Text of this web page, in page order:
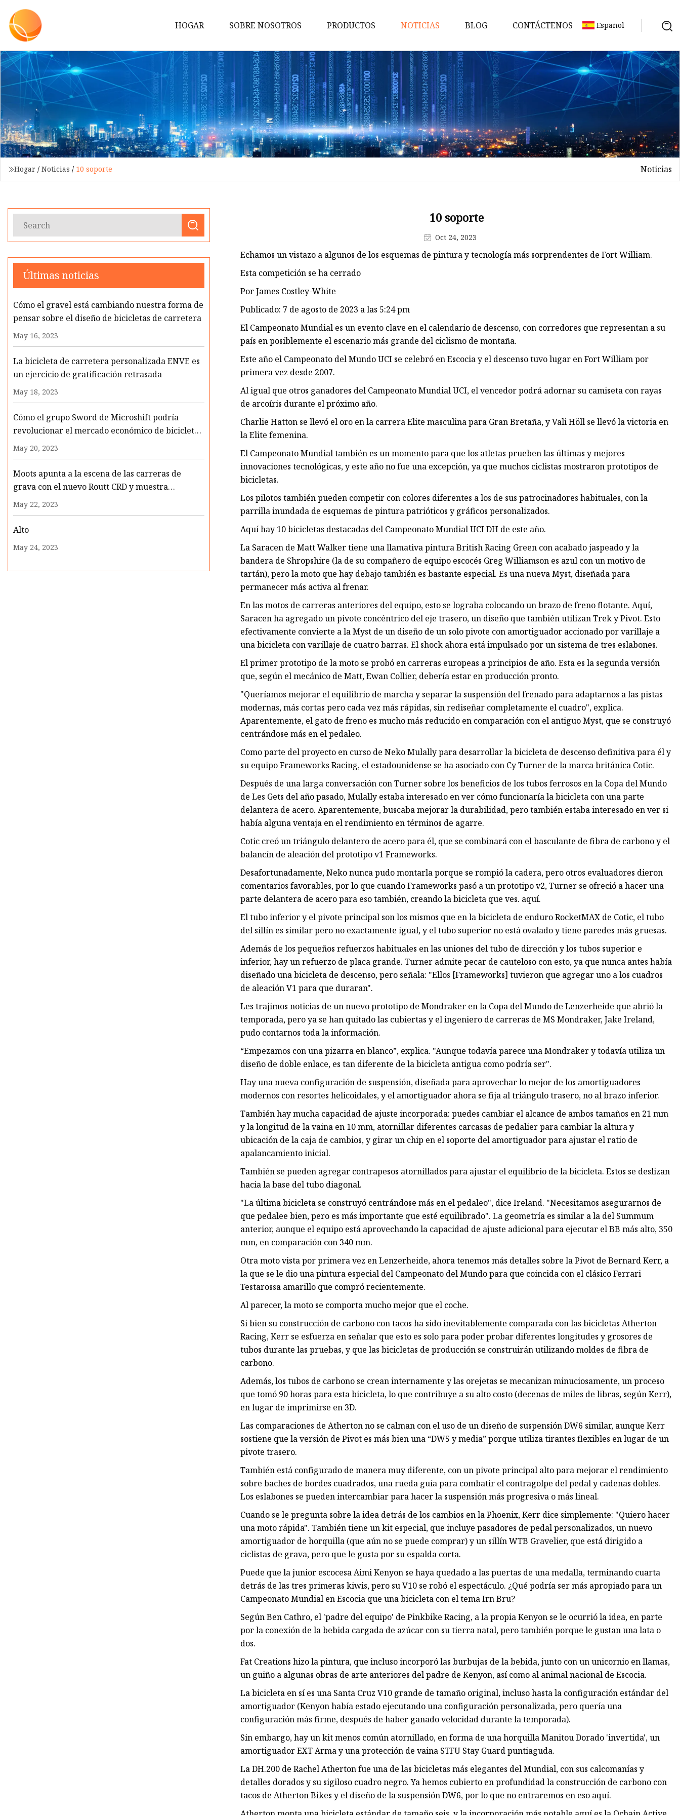
HOGAR SOBRE NOSOTROS PRODUCTOS
Bicicletas de carretera
Bicicletas urbanas
Bicicletas para niños
Bicicletas eléctricas
Bicicletas de montaña
Bicicletas gordas
NOTICIAS BLOG CONTÁCTENOS Español
Hogar / Noticias / 10 soporte Noticias
Últimas noticias
Cómo el gravel está cambiando nuestra forma de
pensar sobre el diseño de bicicletas de carretera
May 16, 2023
La bicicleta de carretera personalizada ENVE es
un ejercicio de gratificación retrasada
May 18, 2023
Cómo el grupo Sword de Microshift podría
revolucionar el mercado económico de bicicletas
de gravel
May 20, 2023
Moots apunta a la escena de las carreras de
grava con el nuevo Routt CRD y muestra
componentes de carbono MOD
May 22, 2023
Alto
May 24, 2023
10 soporte
Oct 24, 2023
Echamos un vistazo a algunos de los esquemas de pintura y tecnología más sorprendentes de Fort William.
Esta competición se ha cerrado
Por James Costley-White
Publicado: 7 de agosto de 2023 a las 5:24 pm
El Campeonato Mundial es un evento clave en el calendario de descenso, con corredores que representan a su
país en posiblemente el escenario más grande del ciclismo de montaña.
Este año el Campeonato del Mundo UCI se celebró en Escocia y el descenso tuvo lugar en Fort William por
primera vez desde 2007.
Al igual que otros ganadores del Campeonato Mundial UCI, el vencedor podrá adornar su camiseta con rayas
de arcoíris durante el próximo año.
Charlie Hatton se llevó el oro en la carrera Elite masculina para Gran Bretaña, y Vali Höll se llevó la victoria en
la Elite femenina.
El Campeonato Mundial también es un momento para que los atletas prueben las últimas y mejores
innovaciones tecnológicas, y este año no fue una excepción, ya que muchos ciclistas mostraron prototipos de
bicicletas.
Los pilotos también pueden competir con colores diferentes a los de sus patrocinadores habituales, con la
parrilla inundada de esquemas de pintura patrióticos y gráficos personalizados.
Aquí hay 10 bicicletas destacadas del Campeonato Mundial UCI DH de este año.
La Saracen de Matt Walker tiene una llamativa pintura British Racing Green con acabado jaspeado y la
bandera de Shropshire (la de su compañero de equipo escocés Greg Williamson es azul con un motivo de
tartán), pero la moto que hay debajo también es bastante especial. Es una nueva Myst, diseñada para
permanecer más activa al frenar.
En las motos de carreras anteriores del equipo, esto se lograba colocando un brazo de freno flotante. Aquí,
Saracen ha agregado un pivote concéntrico del eje trasero, un diseño que también utilizan Trek y Pivot. Esto
efectivamente convierte a la Myst de un diseño de un solo pivote con amortiguador accionado por varillaje a
una bicicleta con varillaje de cuatro barras. El shock ahora está impulsado por un sistema de tres eslabones.
El primer prototipo de la moto se probó en carreras europeas a principios de año. Esta es la segunda versión
que, según el mecánico de Matt, Ewan Collier, debería estar en producción pronto.
"Queríamos mejorar el equilibrio de marcha y separar la suspensión del frenado para adaptarnos a las pistas
modernas, más cortas pero cada vez más rápidas, sin rediseñar completamente el cuadro", explica.
Aparentemente, el gato de freno es mucho más reducido en comparación con el antiguo Myst, que se construyó
centrándose más en el pedaleo.
Como parte del proyecto en curso de Neko Mulally para desarrollar la bicicleta de descenso definitiva para él y
su equipo Frameworks Racing, el estadounidense se ha asociado con Cy Turner de la marca británica Cotic.
Después de una larga conversación con Turner sobre los beneficios de los tubos ferrosos en la Copa del Mundo
de Les Gets del año pasado, Mulally estaba interesado en ver cómo funcionaría la bicicleta con una parte
delantera de acero. Aparentemente, buscaba mejorar la durabilidad, pero también estaba interesado en ver si
había alguna ventaja en el rendimiento en términos de agarre.
Cotic creó un triángulo delantero de acero para él, que se combinará con el basculante de fibra de carbono y el
balancín de aleación del prototipo v1 Frameworks.
Desafortunadamente, Neko nunca pudo montarla porque se rompió la cadera, pero otros evaluadores dieron
comentarios favorables, por lo que cuando Frameworks pasó a un prototipo v2, Turner se ofreció a hacer una
parte delantera de acero para eso también, creando la bicicleta que ves. aquí.
El tubo inferior y el pivote principal son los mismos que en la bicicleta de enduro RocketMAX de Cotic, el tubo
del sillín es similar pero no exactamente igual, y el tubo superior no está ovalado y tiene paredes más gruesas.
Además de los pequeños refuerzos habituales en las uniones del tubo de dirección y los tubos superior e
inferior, hay un refuerzo de placa grande. Turner admite pecar de cauteloso con esto, ya que nunca antes había
diseñado una bicicleta de descenso, pero señala: "Ellos [Frameworks] tuvieron que agregar uno a los cuadros
de aleación V1 para que duraran".
Les trajimos noticias de un nuevo prototipo de Mondraker en la Copa del Mundo de Lenzerheide que abrió la
temporada, pero ya se han quitado las cubiertas y el ingeniero de carreras de MS Mondraker, Jake Ireland,
pudo contarnos toda la información.
“Empezamos con una pizarra en blanco”, explica. "Aunque todavía parece una Mondraker y todavía utiliza un
diseño de doble enlace, es tan diferente de la bicicleta antigua como podría ser".
Hay una nueva configuración de suspensión, diseñada para aprovechar lo mejor de los amortiguadores
modernos con resortes helicoidales, y el amortiguador ahora se fija al triángulo trasero, no al brazo inferior.
También hay mucha capacidad de ajuste incorporada: puedes cambiar el alcance de ambos tamaños en 21 mm
y la longitud de la vaina en 10 mm, atornillar diferentes carcasas de pedalier para cambiar la altura y
ubicación de la caja de cambios, y girar un chip en el soporte del amortiguador para ajustar el ratio de
apalancamiento inicial.
También se pueden agregar contrapesos atornillados para ajustar el equilibrio de la bicicleta. Estos se deslizan
hacia la base del tubo diagonal.
"La última bicicleta se construyó centrándose más en el pedaleo", dice Ireland. "Necesitamos asegurarnos de
que pedalee bien, pero es más importante que esté equilibrado". La geometría es similar a la del Summum
anterior, aunque el equipo está aprovechando la capacidad de ajuste adicional para ejecutar el BB más alto, 350
mm, en comparación con 340 mm.
Otra moto vista por primera vez en Lenzerheide, ahora tenemos más detalles sobre la Pivot de Bernard Kerr, a
la que se le dio una pintura especial del Campeonato del Mundo para que coincida con el clásico Ferrari
Testarossa amarillo que compró recientemente.
Al parecer, la moto se comporta mucho mejor que el coche.
Si bien su construcción de carbono con tacos ha sido inevitablemente comparada con las bicicletas Atherton
Racing, Kerr se esfuerza en señalar que esto es solo para poder probar diferentes longitudes y grosores de
tubos durante las pruebas, y que las bicicletas de producción se construirán utilizando moldes de fibra de
carbono.
Además, los tubos de carbono se crean internamente y las orejetas se mecanizan minuciosamente, un proceso
que tomó 90 horas para esta bicicleta, lo que contribuye a su alto costo (decenas de miles de libras, según Kerr),
en lugar de imprimirse en 3D.
Las comparaciones de Atherton no se calman con el uso de un diseño de suspensión DW6 similar, aunque Kerr
sostiene que la versión de Pivot es más bien una “DW5 y media” porque utiliza tirantes flexibles en lugar de un
pivote trasero.
También está configurado de manera muy diferente, con un pivote principal alto para mejorar el rendimiento
sobre baches de bordes cuadrados, una rueda guía para combatir el contragolpe del pedal y cadenas dobles.
Los eslabones se pueden intercambiar para hacer la suspensión más progresiva o más lineal.
Cuando se le pregunta sobre la idea detrás de los cambios en la Phoenix, Kerr dice simplemente: "Quiero hacer
una moto rápida". También tiene un kit especial, que incluye pasadores de pedal personalizados, un nuevo
amortiguador de horquilla (que aún no se puede comprar) y un sillín WTB Gravelier, que está dirigido a
ciclistas de grava, pero que le gusta por su espalda corta.
Puede que la junior escocesa Aimi Kenyon se haya quedado a las puertas de una medalla, terminando cuarta
detrás de las tres primeras kiwis, pero su V10 se robó el espectáculo. ¿Qué podría ser más apropiado para un
Campeonato Mundial en Escocia que una bicicleta con el tema Irn Bru?
Según Ben Cathro, el 'padre del equipo' de Pinkbike Racing, a la propia Kenyon se le ocurrió la idea, en parte
por la conexión de la bebida cargada de azúcar con su tierra natal, pero también porque le gustan una lata o
dos.
Fat Creations hizo la pintura, que incluso incorporó las burbujas de la bebida, junto con un unicornio en llamas,
un guiño a algunas obras de arte anteriores del padre de Kenyon, así como al animal nacional de Escocia.
La bicicleta en sí es una Santa Cruz V10 grande de tamaño original, incluso hasta la configuración estándar del
amortiguador (Kenyon había estado ejecutando una configuración personalizada, pero quería una
configuración más firme, después de haber ganado velocidad durante la temporada).
Sin embargo, hay un kit menos común atornillado, en forma de una horquilla Manitou Dorado 'invertida', un
amortiguador EXT Arma y una protección de vaina STFU Stay Guard puntiaguda.
La DH.200 de Rachel Atherton fue una de las bicicletas más elegantes del Mundial, con sus calcomanías y
detalles dorados y su sigiloso cuadro negro. Ya hemos cubierto en profundidad la construcción de carbono con
tacos de Atherton Bikes y el diseño de la suspensión DW6, por lo que no entraremos en eso aquí.